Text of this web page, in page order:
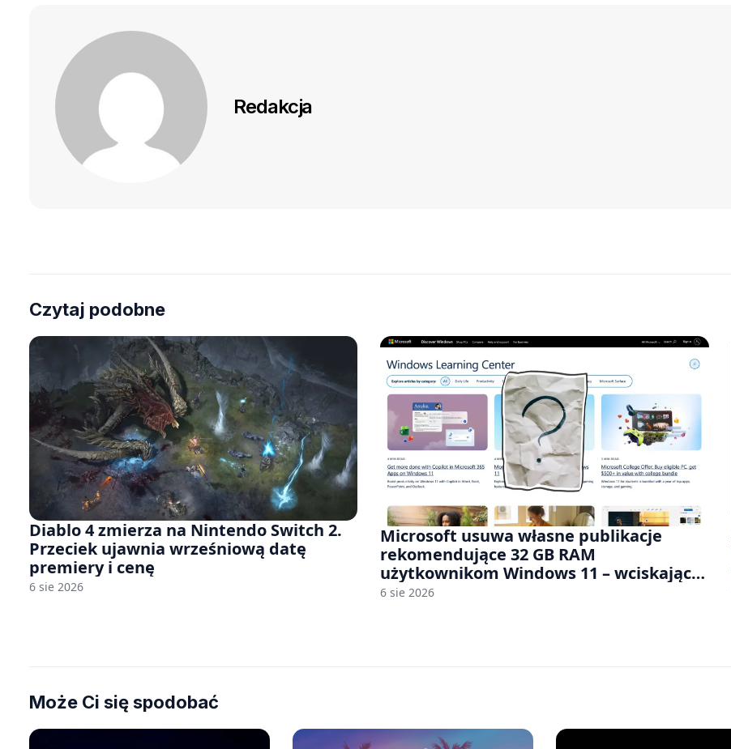
Redakcja
Czytaj podobne
Diablo 4 zmierza na Nintendo Switch 2.
Przeciek ujawnia wrześniową datę
premiery i cenę
6 sie 2026
Microsoft usuwa własne publikacje
rekomendujące 32 GB RAM
użytkownikom Windows 11 – wciskając
nam przy tym komputery z 8 GB RAM po
6 sie 2026
Może Ci się spodobać